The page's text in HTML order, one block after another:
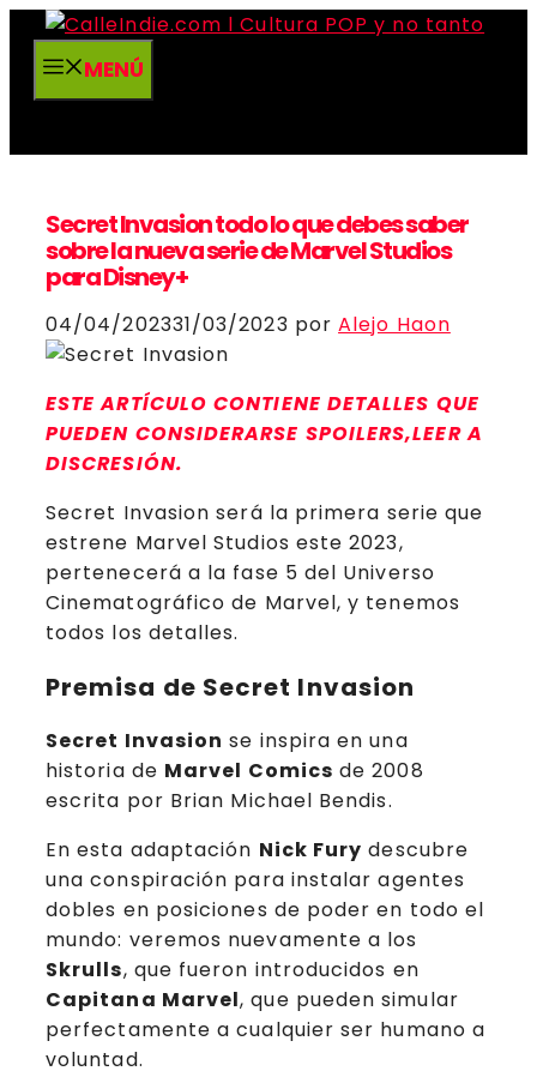
Saltar
contenidoMENÚ
Secret Invasion todo lo que debes saber
sobre la nueva serie de Marvel Studios
para Disney+
04/04/202331/03/2023 porAlejo Haon
ESTE ARTÍCULO CONTIENE DETALLES QUE
PUEDEN CONSIDERARSE SPOILERS,LEER A
DISCRESIÓN.
Secret Invasion será la primera serie que
estrene Marvel Studios este 2023,
pertenecerá a la fase 5 del Universo
Cinematográfico de Marvel, y tenemos
todos los detalles.
Premisa de Secret Invasion
Secret Invasion se inspira en una
historia de Marvel Comics de 2008
escrita por Brian Michael Bendis.
En esta adaptación Nick Fury descubre
una conspiración para instalar agentes
dobles en posiciones de poder en todo el
mundo: veremos nuevamente a los
Skrulls, que fueron introducidos en
Capitana Marvel, que pueden simular
perfectamente a cualquier ser humano a
voluntad.